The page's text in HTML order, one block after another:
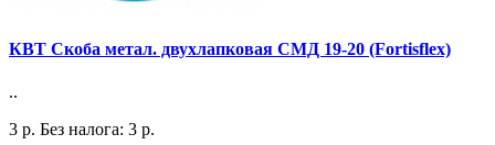
КВТ Скоба метал. двухлапковая СМД 19-20 (Fortisflex)
..
3 р. Без налога: 3 р.